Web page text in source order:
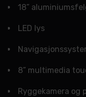
18”
LED lys
8” multimedia
Ryggekamera og